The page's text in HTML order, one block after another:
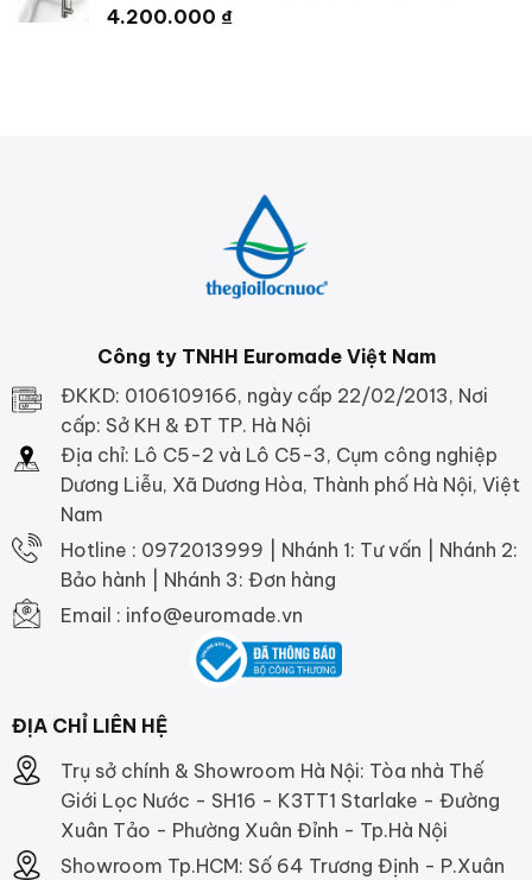
4.200.000 ₫
Công ty TNHH Euromade Việt Nam
ĐKKD: 0106109166, ngày cấp 22/02/2013, Nơi
cấp: Sở KH & ĐT TP. Hà Nội
Địa chỉ: Lô C5-2 và Lô C5-3, Cụm công nghiệp
Dương Liễu, Xã Dương Hòa, Thành phố Hà Nội, Việt
Nam
Hotline : 0972013999 | Nhánh 1: Tư vấn | Nhánh 2:
Bảo hành | Nhánh 3: Đơn hàng
Email : info@euromade.vn
ĐỊA CHỈ LIÊN HỆ
Trụ sở chính & Showroom Hà Nội: Tòa nhà Thế
Giới Lọc Nước - SH16 - K3TT1 Starlake - Đường
Xuân Tảo - Phường Xuân Đỉnh - Tp.Hà Nội
Showroom Tp.HCM: Số 64 Trương Định - P.Xuân